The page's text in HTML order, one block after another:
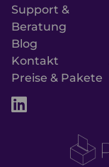
Support &
Beratung
Blog
Kontakt
Preise & Pakete